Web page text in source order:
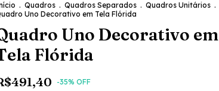
. Quadros . Quadros Separados . Quadros Unitários .
Uno Decorativo em Tela Flórida
Uno Decorativo em
Flórida
-35% OFF